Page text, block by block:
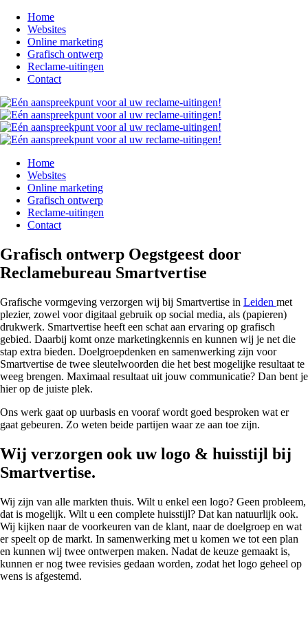
Home
Websites
Online marketing
Grafisch ontwerp
Reclame-uitingen
Contact
Home
Websites
Online marketing
Grafisch ontwerp
Reclame-uitingen
Contact
Grafisch ontwerp Oegstgeest door
Reclamebureau Smartvertise
Grafische vormgeving verzorgen wij bij Smartvertise in Leiden met
plezier, zowel voor digitaal gebruik op social media, als (papieren)
drukwerk. Smartvertise heeft een schat aan ervaring op grafisch
gebied. Daarbij komt onze marketingkennis en kunnen wij je net die
stap extra bieden. Doelgroepdenken en samenwerking zijn voor
Smartvertise de twee sleutelwoorden die het best mogelijke resultaat te
weeg brengen. Maximaal resultaat uit jouw communicatie? Dan bent je
hier op de juiste plek.
Ons werk gaat op uurbasis en vooraf wordt goed besproken wat er
gaat gebeuren. Zo weten beide partijen waar ze aan toe zijn.
Wij verzorgen ook uw logo & huisstijl bij
Smartvertise.
Wij zijn van alle markten thuis. Wilt u enkel een logo? Geen probleem,
dat is mogelijk. Wilt u een complete huisstijl? Dat kan natuurlijk ook.
Wij kijken naar de voorkeuren van de klant, naar de doelgroep en wat
er speelt op de markt. In samenwerking met u komen we tot een plan
en kunnen wij twee ontwerpen maken. Nadat de keuze gemaakt is,
kunnen er nog twee revisies gedaan worden, zodat het logo geheel op
wens is afgestemd.